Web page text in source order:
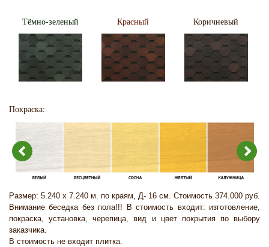
Тёмно-зеленый Красный Коричневый
Покраска:
Размер: 5.240 х 7.240 м. по краям, Д- 16 см. Стоимость 374.000 руб.
Внимание беседка без пола!!! В стоимость входит: изготовление,
покраска, установка, черепица, вид и цвет покрытия по выбору
заказчика.
В стоимость не входит плитка.